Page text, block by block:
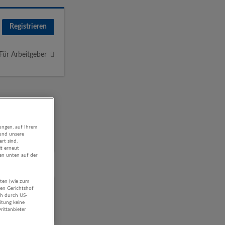
Registrieren
Für Arbeitgeber
auf Ihrem
unsere
sind,
erneut
unten auf der
(wie zum
Gerichtshof
durch US-
keine